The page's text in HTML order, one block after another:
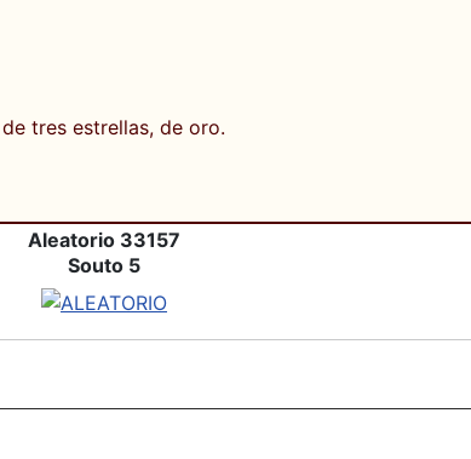
tres estrellas, de oro.
Aleatorio 33157
Souto 5